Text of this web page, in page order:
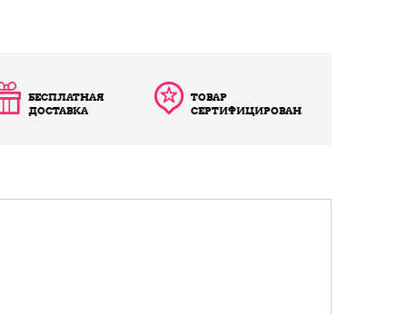
БЕСПЛАТНАЯ
ДОСТАВКА
ТОВАР
СЕРТИФИЦИРОВАН